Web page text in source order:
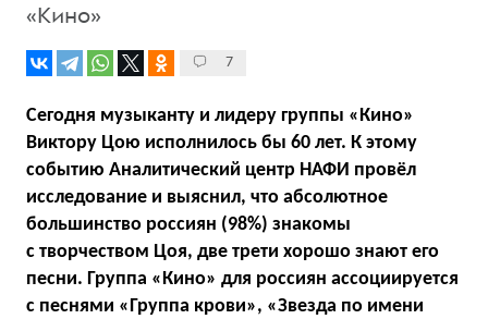
«Кино»
7
Сегодня музыканту и лидеру группы «Кино»
Виктору Цою исполнилось бы 60 лет. К этому
событию Аналитический центр НАФИ провёл
исследование и выяснил, что абсолютное
большинство россиян (98%) знакомы
с творчеством Цоя, две трети хорошо знают его
песни. Группа «Кино» для россиян ассоциируется
с песнями «Группа крови», «Звезда по имени